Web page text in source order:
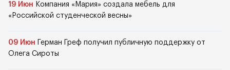
19 Июн Компания «Мария» создала мебель для
«Российской студенческой весны»
09 Июн
Герман Греф получил публичную поддержку от
Олега Сироты